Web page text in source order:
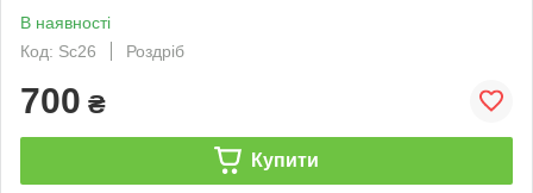
В наявності
Код: Sc26
Роздріб
700 ₴
Купити